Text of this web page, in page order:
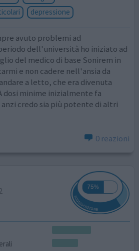
depressione
avuto problemi ad
dell'università ho iniziato ad
del medico di base Sonirem in
e non cadere nell'ansia da
a letto, che era divenuta
dosi minime inizialmente fa
credo sia più potente di altri
0 reazioni